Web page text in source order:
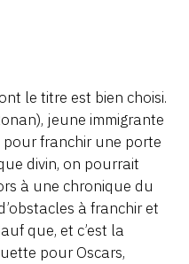
le titre est bien choisi.
jeune immigrante
franchir une porte
divin, on pourrait
à une chronique du
à franchir et
que, et c’est la
pour Oscars,